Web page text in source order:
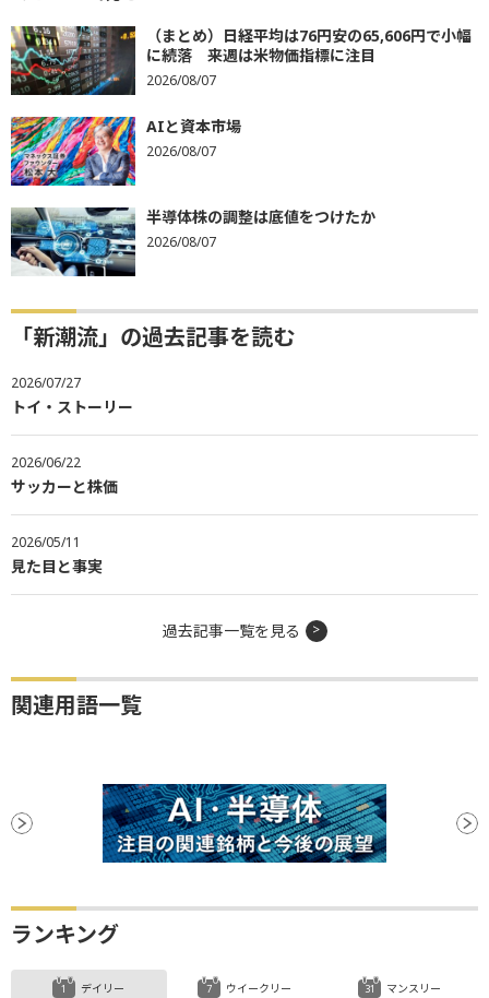
（まとめ）日経平均は76円安の65,606円で小幅
に続落 来週は米物価指標に注目
2026/08/07
AIと資本市場
2026/08/07
半導体株の調整は底値をつけたか
2026/08/07
「新潮流」の過去記事を読む
2026/07/27
トイ・ストーリー
2026/06/22
サッカーと株価
2026/05/11
見た目と事実
過去記事一覧を見る
関連用語一覧
ランキング
デイリー ウイークリー マンスリー